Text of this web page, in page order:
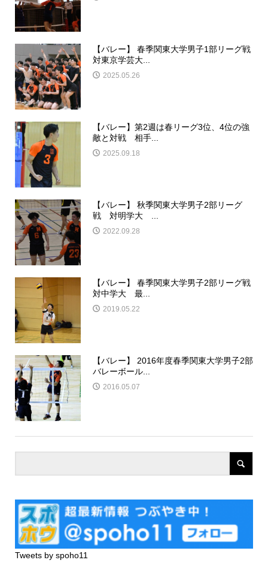
【バレー】 春季関東大学男子1部リーグ戦
対東京学芸大...
2025.05.26
【バレー】第2週は春リーグ3位、4位の強
敵と対戦 相手...
2025.09.18
【バレー】 秋季関東大学男子2部リーグ
戦 対明学大 ...
2022.09.28
【バレー】 春季関東大学男子2部リーグ戦
対中学大 最...
2019.05.22
【バレー】 2016年度春季関東大学男子2部
バレーボール...
2016.05.07
Tweets by spoho11